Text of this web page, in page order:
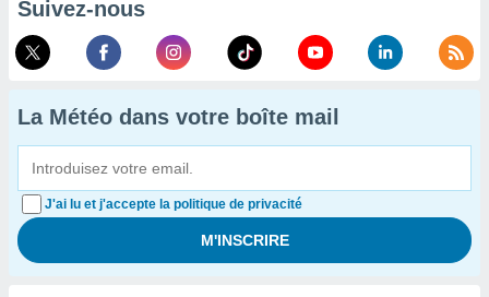
Suivez-nous
La Météo dans votre boîte mail
J'ai lu et j'accepte la politique de privacité